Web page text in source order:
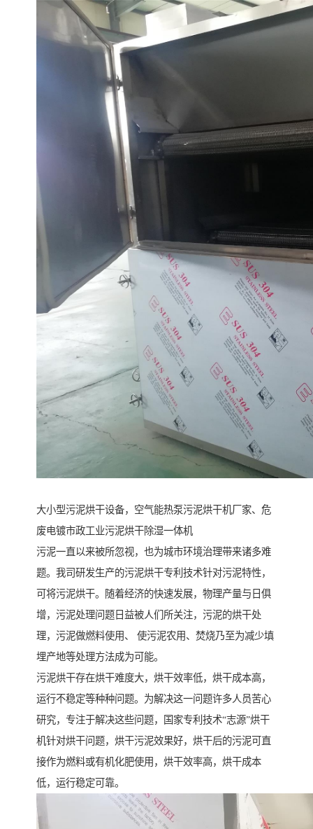
大小型污泥烘干设备，空气能热泵污泥烘干机厂家、危
废电镀市政工业污泥烘干除湿一体机
污泥一直以来被所忽视，也为城市环境治理带来诸多难
题。我司研发生产的污泥烘干专利技术针对污泥特性，
可将污泥烘干。随着经济的快速发展，物理产量与日俱
增，污泥处理问题日益被人们所关注，污泥的烘干处
理，污泥做燃料使用、 使污泥农用、焚烧乃至为减少填
埋产地等处理方法成为可能。
污泥烘干存在烘干难度大，烘干效率低，烘干成本高，
运行不稳定等种种问题。为解决这一问题许多人员苦心
研究，专注于解决这些问题，国家专利技术“志源”烘干
机针对烘干问题，烘干污泥效果好，烘干后的污泥可直
接作为燃料或有机化肥使用，烘干效率高，烘干成本
低，运行稳定可靠。